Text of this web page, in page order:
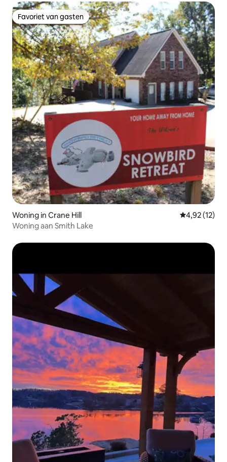
Favoriet van gasten
Favoriet van gasten
Woning in Crane Hill Gemiddelde
4,92 (12)
Woning aan Smith Lake